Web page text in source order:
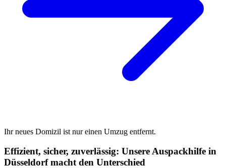
Ihr neues Domizil ist nur einen Umzug entfernt.
Effizient, sicher, zuverlässig: Unsere Auspackhilfe in
Düsseldorf macht den Unterschied